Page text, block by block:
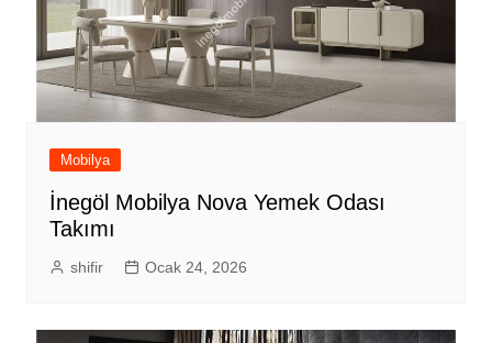
Mobilya
İnegöl Mobilya Nova Yemek Odası
Takımı
shifir Ocak 24, 2026